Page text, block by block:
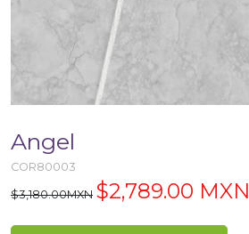
Angel
COR80003
$3,180.00MXN $2,789.00 MXN